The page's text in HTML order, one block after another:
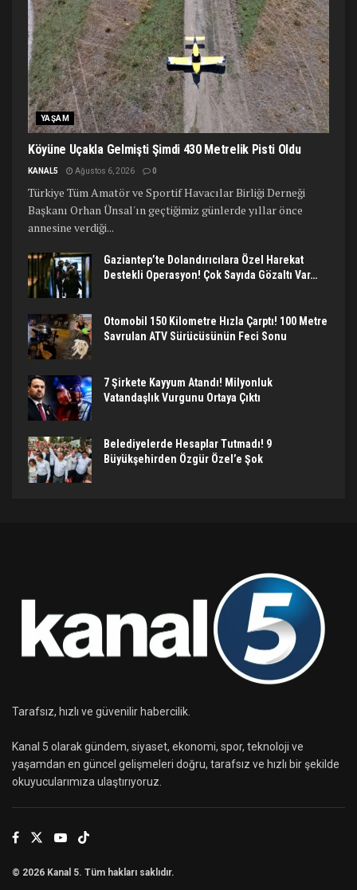
YAŞAM
Köyüne Uçakla Gelmişti Şimdi 430 Metrelik Pisti Oldu
KANAL5 Ağustos 6, 2026 0
Türkiye Tüm Amatör ve Sportif Havacılar Birliği Derneği
Başkanı Orhan Ünsal'ın geçtiğimiz günlerde yıllar önce
annesine verdiği...
Gaziantep’te Dolandırıcılara Özel Harekat
Destekli Operasyon! Çok Sayıda Gözaltı Var…
Otomobil 150 Kilometre Hızla Çarptı! 100 Metre
Savrulan ATV Sürücüsünün Feci Sonu
7 Şirkete Kayyum Atandı! Milyonluk
Vatandaşlık Vurgunu Ortaya Çıktı
Belediyelerde Hesaplar Tutmadı! 9
Büyükşehirden Özgür Özel’e Şok
Tarafsız, hızlı ve güvenilir habercilik.
Kanal 5 olarak gündem, siyaset, ekonomi, spor, teknoloji ve
yaşamdan en güncel gelişmeleri doğru, tarafsız ve hızlı bir şekilde
okuyucularımıza ulaştırıyoruz.
© 2026 Kanal 5. Tüm hakları saklıdır.